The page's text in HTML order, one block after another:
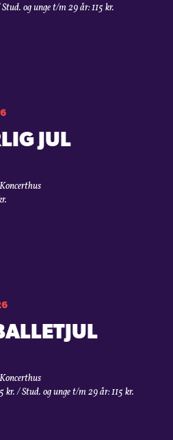
og unge t/m 29 år: 115 kr.
JUL
kr. / Stud. og unge t/m 29 år: 115 kr.